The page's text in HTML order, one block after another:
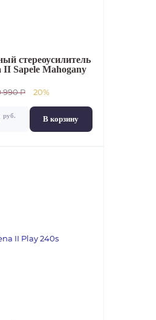
стереоусилитель
II Sapele Mahogany
990 P 20%
В корзину
руб.